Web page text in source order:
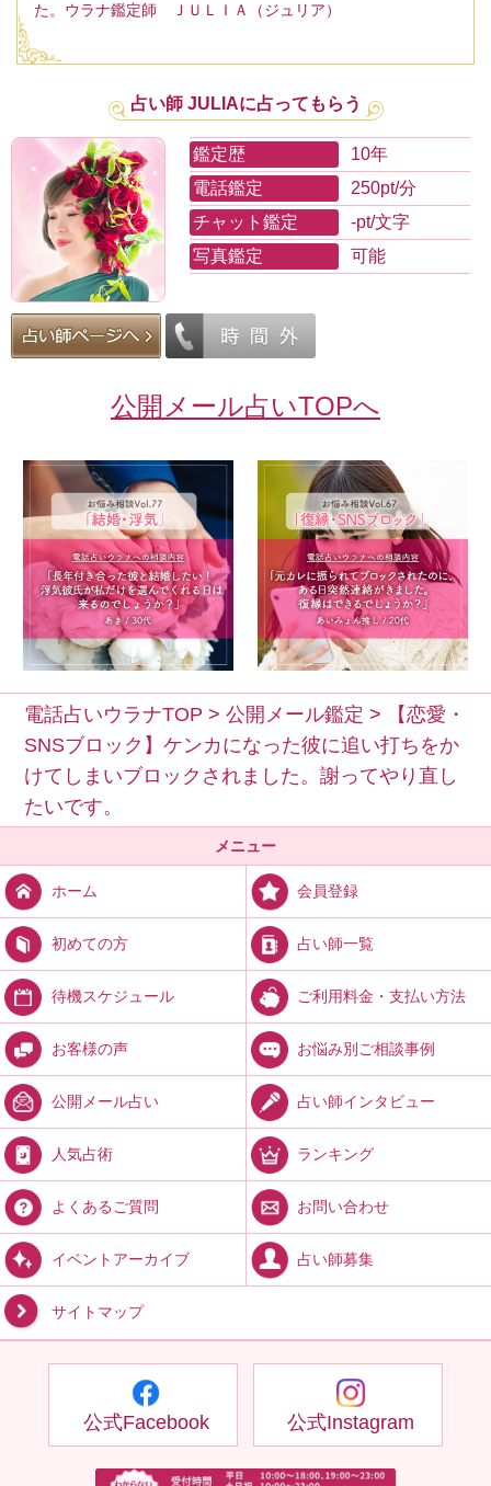
た。ウラナ鑑定師 ＪＵＬＩＡ（ジュリア）
占い師 JULIAに占ってもらう
鑑定歴
10年
電話鑑定
250pt/分
チャット鑑定
-pt/文字
写真鑑定
可能
公開メール占いTOPへ
電話占いウラナTOP >公開メール鑑定 >
【恋愛・
SNSブロック】ケンカになった彼に追い打ちをか
けてしまいブロックされました。謝ってやり直し
たいです。
メニュー
ホーム 会員登録
初めての方 占い師一覧
待機スケジュール ご利用料金・支払い方法
お客様の声 お悩み別ご相談事例
公開メール占い 占い師インタビュー
人気占術 ランキング
よくあるご質問 お問い合わせ
イベントアーカイブ 占い師募集
サイトマップ
公式Facebook 公式Instagram